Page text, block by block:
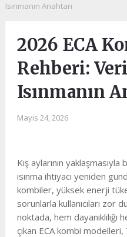
Isınmanın Anahtarı
2026 ECA
Rehberi:
Isınmanın
Mayıs 24, 2026
Kış aylarının
ısınma ihtiyacı yeniden
kombiler, yüksek enerji
sorunlarla kullanıcıları zor
noktada, hem
çıkan ECA kombi